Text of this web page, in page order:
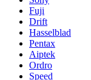
Fuji
Drift
Hasselblad
Pentax
Aiptek
Ordro
Speed